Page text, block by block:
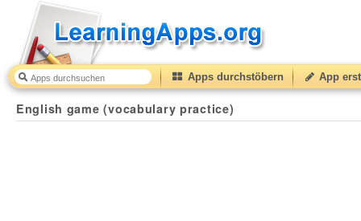
Apps durchstöbern App
English game (vocabulary practice)